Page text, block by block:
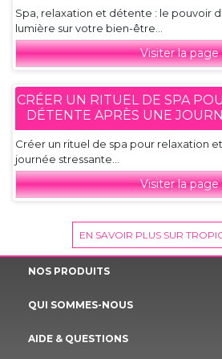
Spa, relaxation et détente : le pouvoir
lumière sur votre bien-être...
Visiter la page
CRÉER UN RITUEL DE SPA
DÉTENTE APRÈS UNE
Créer un rituel de spa pour relaxation
journée stressante...
Visiter la page
EN SAVOIR PLUS SUR
NOS PRODUITS
QUI SOMMES-NOUS
AIDE & QUESTIONS